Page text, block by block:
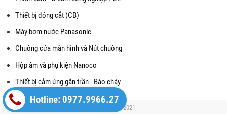
Thiết bị đóng cắt (CB)
Máy bơm nước Panasonic
Chuông cửa màn hình và Nút chuông
Hộp âm và phụ kiện Nanoco
Thiết bị cảm ứng gắn trần - Báo cháy
Copyright© 2021
Hotline: 0977.9966.27